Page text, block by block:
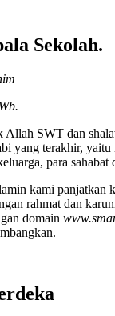
Sekolah.
Allah SWT dan
yang terakhir,
para sahabat
kami panjatkan
rahmat dan
domain